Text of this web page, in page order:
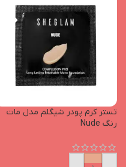
تستر کرم پودر شیگلم مدل مات
رنگ Nude